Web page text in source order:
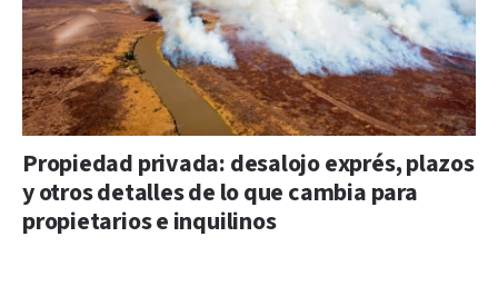
Propiedad privada: desalojo exprés, plazos
y otros detalles de lo que cambia para
propietarios e inquilinos